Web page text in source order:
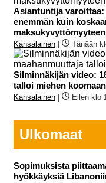
Asiantuntija
enemmän kuin
maksukyvyttömyyteen
Kansalainen Tänään
Silminnäkijän video:
talloi miehen koomaan
Kansalainen Eilen klo
Ulkomaat
Sopimuksista
hyökkäyksiä